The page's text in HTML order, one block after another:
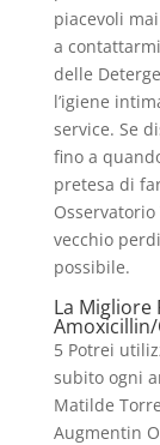
piacevoli
a
delle
l’igiene
service. Se
fino a
pretesa di
vecchio
possibile.
La Migliore
5 Potrei
subito ogni
Matilde
Augmentin